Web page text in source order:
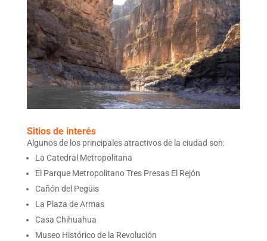
Sitios de interés
Algunos de los principales atractivos de la ciudad son:
La Catedral Metropolitana
El Parque Metropolitano Tres Presas El Rejón
Cañón del Pegüis
La Plaza de Armas
Casa Chihuahua
Museo Histórico de la Revolución